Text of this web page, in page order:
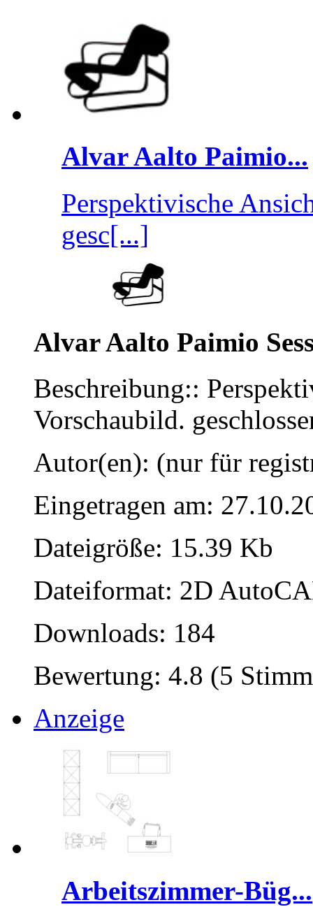
Alvar Aalto Paimio...
Perspektivische
gesc[...]
Alvar Aalto Paimio
Beschreibung::
Vorschaubild.
Autor(en): (nur für
Eingetragen am:
Dateigröße: 15.39 Kb
Dateiformat: 2D
Downloads: 184
Bewertung: 4.8 (5
Anzeige
Arbeitszimmer-Büg...